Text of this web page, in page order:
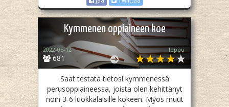
Kymmenen oppiaineen koe
681
2022-05-12 loppu
Saat testata tietosi kymmenessä
perusoppiaineessa, joista olen kehittänyt
noin 3-6 luokkalaisille kokeen. Myös muut